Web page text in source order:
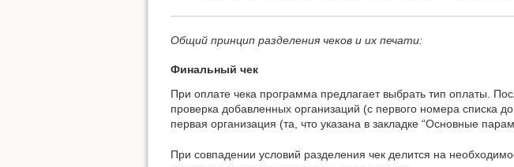
Общий принцип разделения чеков и их печати:
Финальный чек
При оплате чека программа предлагает выбрать тип оплаты.
проверка добавленных организаций (с первого номера списка
первая организация (та, что указана в закладке “Основные
При совпадении условий разделения чек делится на